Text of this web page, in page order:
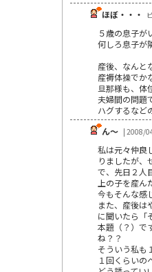
ほぼ・・・
５歳の息子
何しろ息子が
産後、なんと
産褥体操でか
旦那様も、体
夫婦間の問題
ハグするなど
ん～ | 2008/
私は元々仲良
りましたが、
で、先日２人
上の子を産ん
今もそんな感
また、産後は
に聞いたら「
本題（？）で
ね？？
そういう私も
１回くらいの